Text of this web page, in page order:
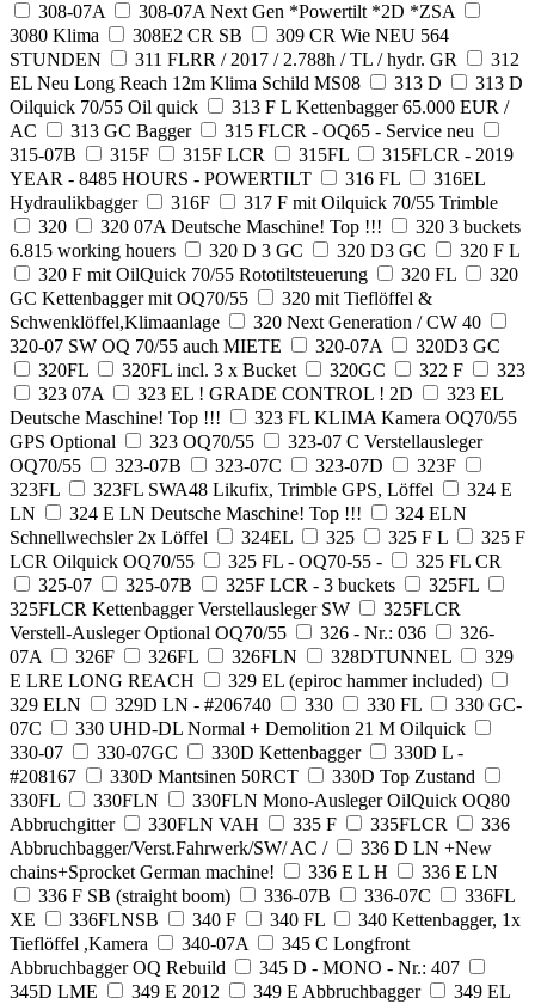
308-07A
308-07A Next Gen *Powertilt *2D *ZSA
3080 Klima
308E2 CR SB
309 CR Wie NEU 564
STUNDEN
311 FLRR / 2017 / 2.788h / TL / hydr. GR
312
EL Neu Long Reach 12m Klima Schild MS08
313 D
313 D
Oilquick 70/55 Oil quick
313 F L Kettenbagger 65.000 EUR /
AC
313 GC Bagger
315 FLCR - OQ65 - Service neu
315-07B
315F 315F LCR 315FL
315FLCR - 2019
YEAR - 8485 HOURS - POWERTILT
316 FL
316EL
Hydraulikbagger
316F
317 F mit Oilquick 70/55 Trimble
320
320 07A Deutsche Maschine! Top !!!
320 3 buckets
6.815 working houers
320 D 3 GC 320 D3 GC
320 F L
320 F mit OilQuick 70/55 Rototiltsteuerung
320 FL
320
GC Kettenbagger mit OQ70/55
320 mit Tieflöffel &
Schwenklöffel,Klimaanlage
320 Next Generation / CW 40
320-07 SW OQ 70/55 auch MIETE
320-07A
320D3 GC
320FL
320FL incl. 3 x Bucket 320GC 322 F
323
323 07A
323 EL ! GRADE CONTROL ! 2D
323 EL
Deutsche Maschine! Top !!!
323 FL KLIMA Kamera OQ70/55
GPS Optional
323 OQ70/55
323-07 C Verstellausleger
OQ70/55
323-07B 323-07C 323-07D
323F
323FL
323FL SWA48 Likufix, Trimble GPS, Löffel
324 E
LN
324 E LN Deutsche Maschine! Top !!!
324 ELN
Schnellwechsler 2x Löffel
324EL 325 325 F L
325 F
LCR Oilquick OQ70/55
325 FL - OQ70-55 -
325 FL CR
325-07
325-07B 325F LCR - 3 buckets
325FL
325FLCR Kettenbagger Verstellausleger SW
325FLCR
Verstell-Ausleger Optional OQ70/55
326 - Nr.: 036
326-
07A
326F 326FL 326FLN 328DTUNNEL
329
E LRE LONG REACH
329 EL (epiroc hammer included)
329 ELN
329D LN - #206740 330 330 FL
330 GC-
07C
330 UHD-DL Normal + Demolition 21 M Oilquick
330-07
330-07GC 330D Kettenbagger
330D L -
#208167
330D Mantsinen 50RCT
330D Top Zustand
330FL
330FLN
330FLN Mono-Ausleger OilQuick OQ80
Abbruchgitter
330FLN VAH 335 F 335FLCR
336
Abbruchbagger/Verst.Fahrwerk/SW/ AC /
336 D LN +New
chains+Sprocket German machine!
336 E L H
336 E LN
336 F SB (straight boom)
336-07B 336-07C
336FL
XE
336FLNSB 340 F 340 FL
340 Kettenbagger, 1x
Tieflöffel ,Kamera
340-07A
345 C Longfront
Abbruchbagger OQ Rebuild
345 D - MONO - Nr.: 407
345D LME
349 E 2012 349 E Abbruchbagger
349 EL